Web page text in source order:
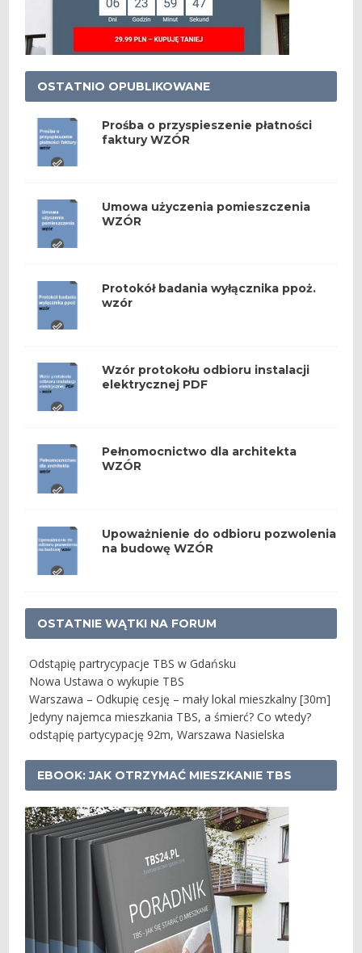
OSTATNIO OPUBLIKOWANE
Prośba o przyspieszenie płatności
faktury WZÓR
Umowa użyczenia pomieszczenia
WZÓR
Protokół badania wyłącznika ppoż.
wzór
Wzór protokołu odbioru instalacji
elektrycznej PDF
Pełnomocnictwo dla architekta
WZÓR
Upoważnienie do odbioru pozwolenia
na budowę WZÓR
OSTATNIE WĄTKI NA FORUM
Odstąpię partrycypacje TBS w Gdańsku
Nowa Ustawa o wykupie TBS
Warszawa – Odkupię cesję – mały lokal mieszkalny [30m]
Jedyny najemca mieszkania TBS, a śmierć? Co wtedy?
odstąpię partycypację 92m, Warszawa Nasielska
EBOOK: JAK OTRZYMAĆ MIESZKANIE TBS